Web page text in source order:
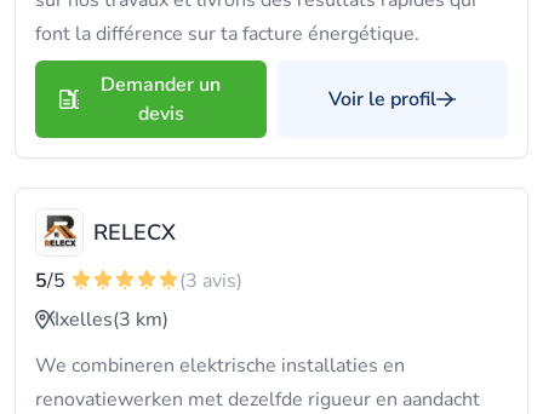
font la différence sur ta facture énergétique.
Demander un
devis
Voir le profil
RELECX
5/5
(3 avis)
Ixelles(3 km)
We combineren elektrische installaties en
renovatiewerken met dezelfde rigueur en aandacht